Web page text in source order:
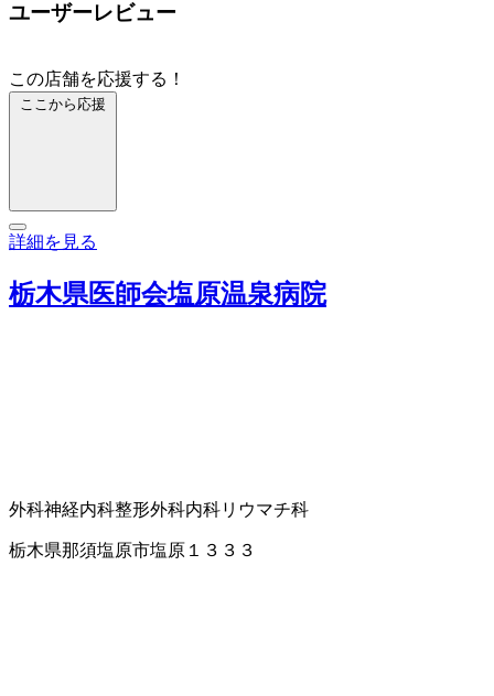
ユーザーレビュー
この店舗を応援する！
ここから応援
詳細を見る
栃木県医師会塩原温泉病院
外科神経内科整形外科内科リウマチ科
栃木県那須塩原市塩原１３３３